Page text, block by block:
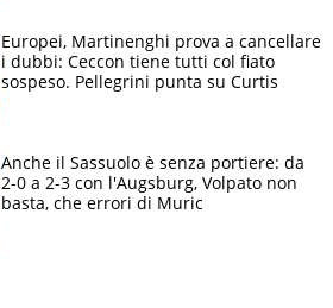
Europei, Martinenghi prova a cancellare
i dubbi: Ceccon tiene tutti col fiato
sospeso. Pellegrini punta su Curtis
Anche il Sassuolo è senza portiere: da
2-0 a 2-3 con l'Augsburg, Volpato non
basta, che errori di Muric